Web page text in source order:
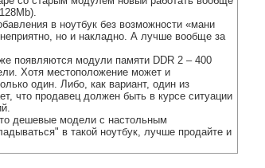
в ноутбук без возможности «мани
но и накладно. А лучше вообще за
появляются модули памяти DDR 2 – 400
Хотя местоположение может и
один. Либо, как вариант, один из
что продавец должен быть в курсе ситуации
дешевые модели с настольным
в такой ноутбук, лучше продайте и